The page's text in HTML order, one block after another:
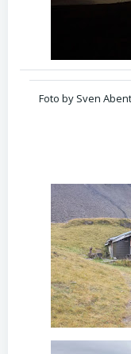
Foto by Sven